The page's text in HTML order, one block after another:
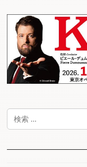
検